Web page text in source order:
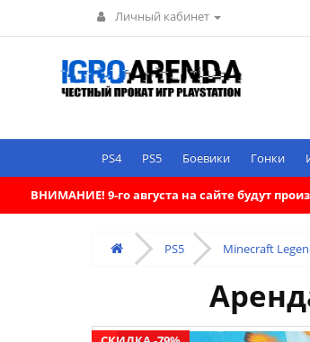
Личный кабинет
PS4 PS5 Боевики Гонки
ВНИМАНИЕ! 9-го августа на сайте будут
PS5 Minecraft